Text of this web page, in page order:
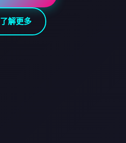
了解更多